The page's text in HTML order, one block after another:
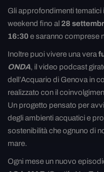
Gli approfondimenti tematici
weekend fino al 28
16:30 e saranno comprese
Inoltre puoi vivere una vera
ONDA, il video podcast
dell’Acquario di Genova in
realizzato con il
Un progetto pensato per
degli ambienti acquatici e
sostenibilità che ognuno di
mare.
Ogni mese un nuovo